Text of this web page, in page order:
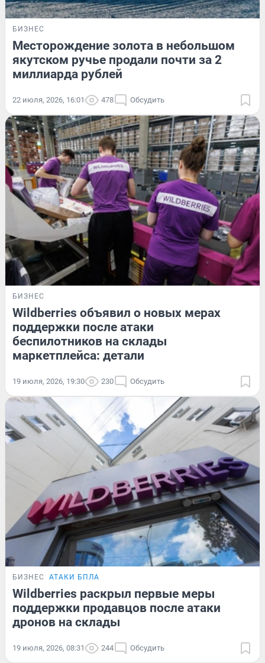
БИЗНЕС
Месторождение золота в небольшом
якутском ручье продали почти за 2
миллиарда рублей
22 июля, 2026, 16:01 478 Обсудить
БИЗНЕС
Wildberries объявил о новых мерах
поддержки после атаки
беспилотников на склады
маркетплейса: детали
19 июля, 2026, 19:30 230 Обсудить
БИЗНЕС АТАКИ БПЛА
Wildberries раскрыл первые меры
поддержки продавцов после атаки
дронов на склады
19 июля, 2026, 08:31 244 Обсудить